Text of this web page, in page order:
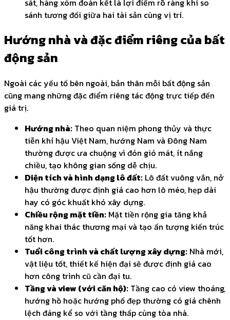
sánh tương đối giữa hai tài sản cùng vị trí.
Hướng nhà và đặc điểm riêng của bất
động sản
Ngoài các yếu tố bên ngoài, bản thân mỗi bất động sản
cũng mang những đặc điểm riêng tác động trực tiếp đến
giá trị.
Hướng nhà: Theo quan niệm phong thủy và thực
tiễn khí hậu Việt Nam, hướng Nam và Đông Nam
thường được ưa chuộng vì đón gió mát, ít nắng
chiều, tạo không gian sống dễ chịu.
Diện tích và hình dạng lô đất: Lô đất vuông vắn, nở
hậu thường được định giá cao hơn lô méo, hẹp dài
hay có góc khuất khó xây dựng.
Chiều rộng mặt tiền: Mặt tiền rộng gia tăng khả
năng khai thác thương mại và tạo ấn tượng kiến trúc
tốt hơn.
Tuổi công trình và chất lượng xây dựng: Nhà mới,
vật liệu tốt, thiết kế hiện đại sẽ được định giá cao
hơn công trình cũ cần đại tu.
Tầng và view (với căn hộ): Tầng cao có view thoáng,
hướng hồ hoặc hướng phố đẹp thường có giá chênh
lệch đáng kể so với tầng thấp cùng tòa nhà.